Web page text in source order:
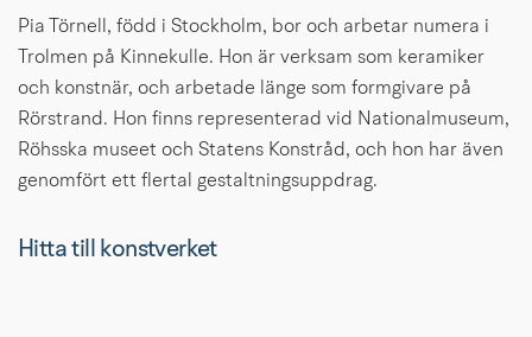
Pia Törnell, född i Stockholm, bor och arbetar numera i
Trolmen på Kinnekulle. Hon är verksam som keramiker
och konstnär, och arbetade länge som formgivare på
Rörstrand. Hon finns representerad vid Nationalmuseum,
Röhsska museet och Statens Konstråd, och hon har även
genomfört ett flertal gestaltningsuppdrag.
Hitta till konstverket